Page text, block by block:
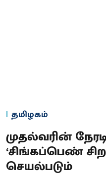
தமிழகம்
முதல்வரின்
‘சிங்கப்பெண்
செயல்படும்